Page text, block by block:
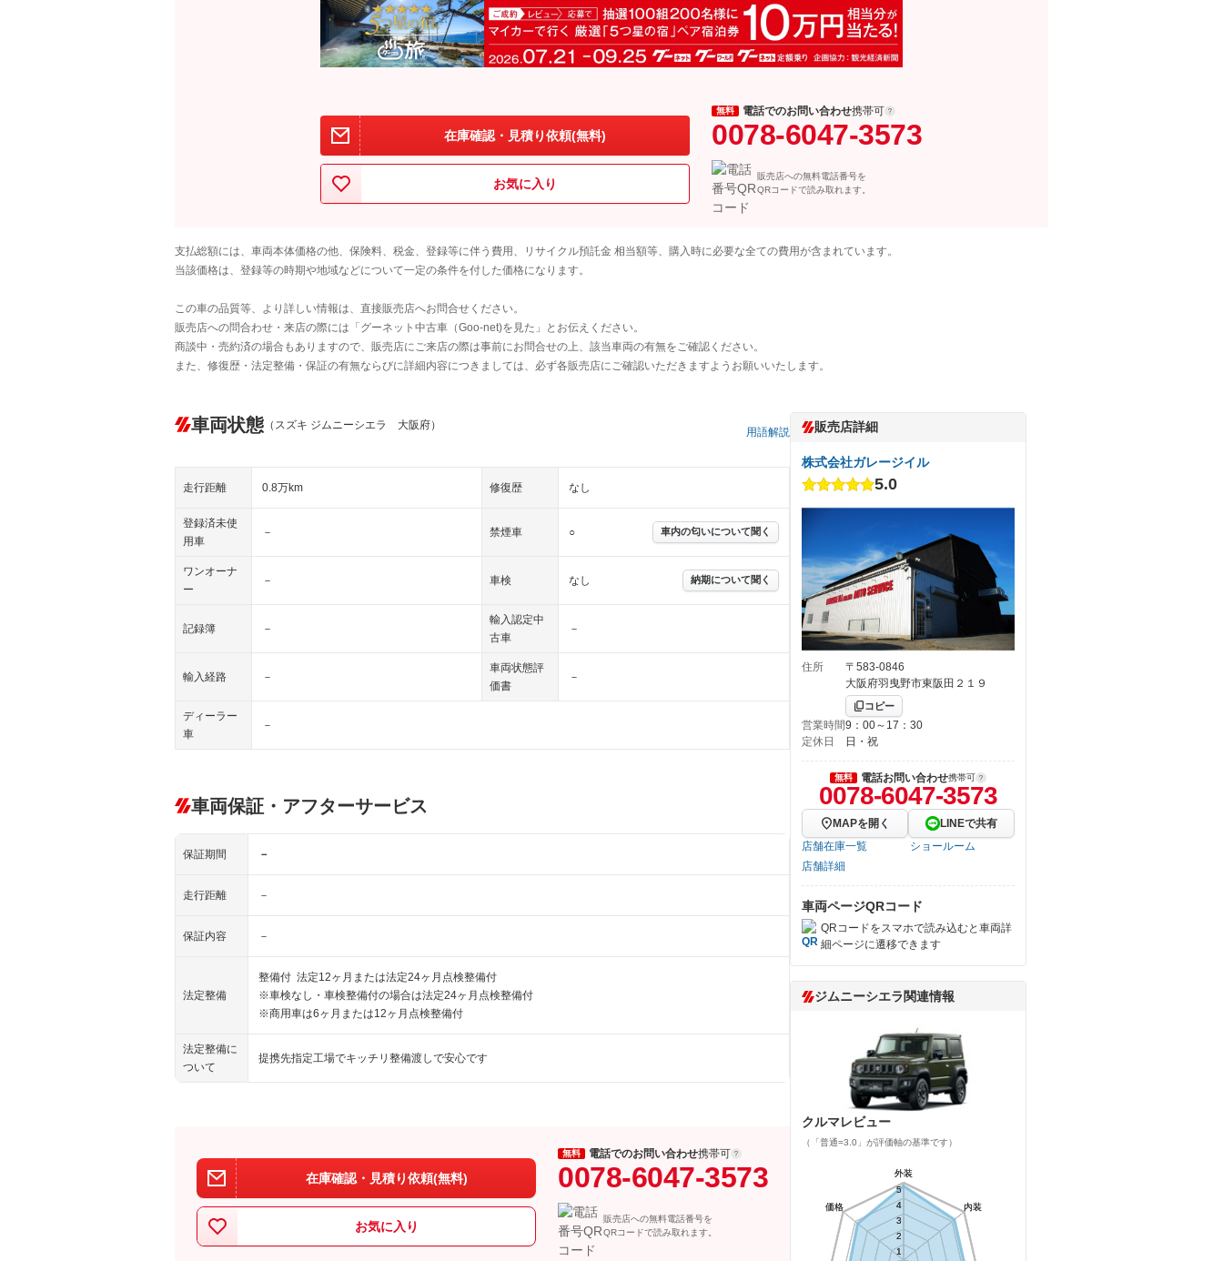
在庫確認・見積り依頼(無料)
お気に入り
無料 電話でのお問い合わせ携帯可
0078-6047-3573
販売店への無料電話番号を
QRコードで読み取れます。
支払総額には、車両本体価格の他、保険料、税金、登録等に伴う費用、リサイクル預託金 相当額等、購入時に必要な全ての費用が含まれています。
当該価格は、登録等の時期や地域などについて一定の条件を付した価格になります。
この車の品質等、より詳しい情報は、直接販売店へお問合せください。
販売店への問合わせ・来店の際には「グーネット中古車（Goo-net)を見た」とお伝えください。
商談中・売約済の場合もありますので、販売店にご来店の際は事前にお問合せの上、該当車両の有無をご確認ください。
また、修復歴・法定整備・保証の有無ならびに詳細内容につきましては、必ず各販売店にご確認いただきますようお願いいたします。
車両状態 （スズキ ジムニーシエラ 大阪府）
用語解説
走行距離 0.8万km 修復歴 なし
登録済未使
用車
－ 禁煙車 ○ 車内の匂いについて聞く
ワンオーナ
ー
－ 車検 なし 納期について聞く
記録簿 －
輸入認定中
古車
－
輸入経路 －
車両状態評
価書
－
ディーラー
車
－
車両保証・アフターサービス
保証期間 －
走行距離 －
保証内容 －
法定整備
整備付 法定12ヶ月または法定24ヶ月点検整備付
※車検なし・車検整備付の場合は法定24ヶ月点検整備付
※商用車は6ヶ月または12ヶ月点検整備付
法定整備に
ついて
提携先指定工場でキッチリ整備渡しで安心です
在庫確認・見積り依頼(無料)
お気に入り
無料 電話でのお問い合わせ携帯可
0078-6047-3573
販売店への無料電話番号を
QRコードで読み取れます。
販売店詳細
株式会社ガレージイル
5.0
住所
〒583-0846
大阪府羽曳野市東阪田２１９
コピー
営業時間9：00～17：30
定休日
日・祝
無料 電話お問い合わせ携帯可
0078-6047-3573
MAPを開く
LINEで共有
店舗在庫一覧
ショールーム
店舗詳細
車両ページQRコード
QRコードをスマホで読み込むと車両詳
細ページに遷移できます
ジムニーシエラ関連情報
クルマレビュー
（「普通=3.0」が評価軸の基準です）
外装
内装
価格
1
2
3
4
5
外装
内装
価格
1
2
3
4
5